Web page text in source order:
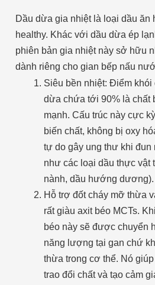
Dầu dừa gia nhiệt là loại dầu ăn
healthy. Khác với dầu dừa ép
phiên bản gia nhiệt này sở hữu
dành riêng cho gian bếp nấu
Siêu bền nhiệt: Điểm khói
dừa chứa tới 90% là chất
mạnh. Cấu trúc này cực
biến chất, không bị oxy
tự do gây ung thư khi đun
như các loại dầu thực vật
nành, dầu hướng dương).
Hỗ trợ đốt cháy mỡ thừa
rất giàu axit béo MCTs.
béo này sẽ được chuyển
năng lượng tại gan chứ
thừa trong cơ thể. Nó
trao đổi chất và tạo cảm